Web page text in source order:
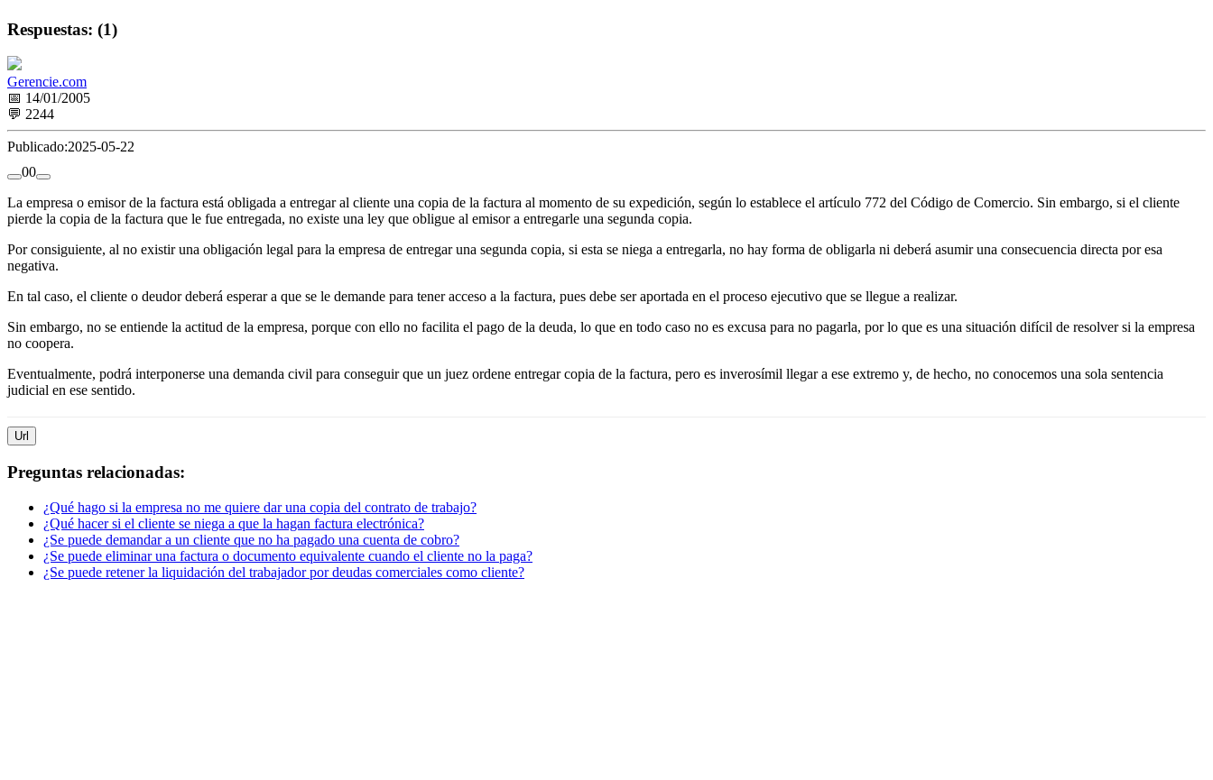
Respuestas: (1)
Gerencie.com
📅 14/01/2005
💬 2244
Publicado:2025-05-22
00
La empresa o emisor de la factura está obligada a entregar al cliente una copia de la factura al momento de su expedición, según lo establece el artículo 772 del Código de Comercio. Sin embargo, si el cliente
pierde la copia de la factura que le fue entregada, no existe una ley que obligue al emisor a entregarle una segunda copia.
Por consiguiente, al no existir una obligación legal para la empresa de entregar una segunda copia, si esta se niega a entregarla, no hay forma de obligarla ni deberá asumir una consecuencia directa por esa
negativa.
En tal caso, el cliente o deudor deberá esperar a que se le demande para tener acceso a la factura, pues debe ser aportada en el proceso ejecutivo que se llegue a realizar.
Sin embargo, no se entiende la actitud de la empresa, porque con ello no facilita el pago de la deuda, lo que en todo caso no es excusa para no pagarla, por lo que es una situación difícil de resolver si la empresa
no coopera.
Eventualmente, podrá interponerse una demanda civil para conseguir que un juez ordene entregar copia de la factura, pero es inverosímil llegar a ese extremo y, de hecho, no conocemos una sola sentencia
judicial en ese sentido.
Url
Preguntas relacionadas:
¿Qué hago si la empresa no me quiere dar una copia del contrato de trabajo?
¿Qué hacer si el cliente se niega a que la hagan factura electrónica?
¿Se puede demandar a un cliente que no ha pagado una cuenta de cobro?
¿Se puede eliminar una factura o documento equivalente cuando el cliente no la paga?
¿Se puede retener la liquidación del trabajador por deudas comerciales como cliente?